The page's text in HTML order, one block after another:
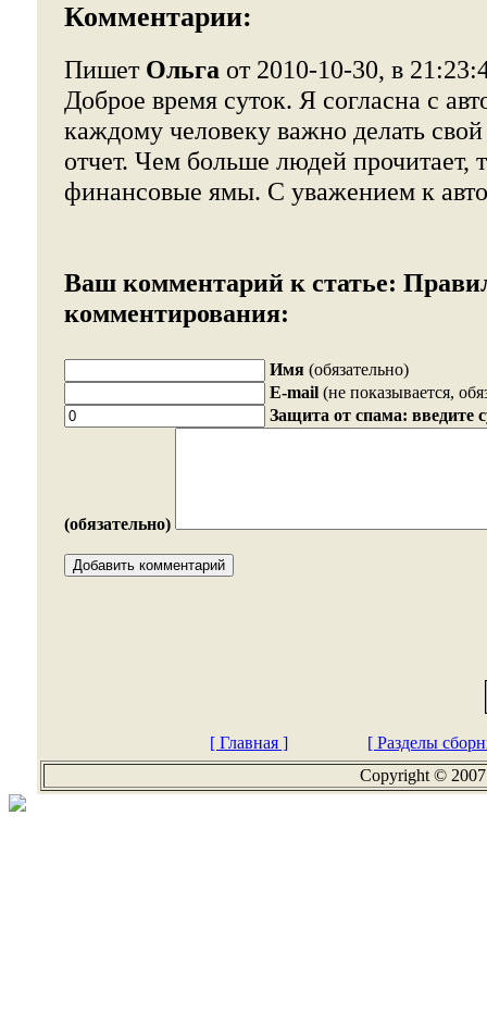
Комментарии:
Пишет Ольга от 2010-10-30, в
Доброе время суток. Я согласна с
каждому человеку важно делать
отчет. Чем больше людей прочитает,
финансовые ямы. С уважением к
Ваш комментарий к статье:
комментирования:
Имя (обязательно)
E-mail (не показывается,
Защита от спама: введите
(обязательно)
[ Главная ]
[ Разделы
Copyright ©